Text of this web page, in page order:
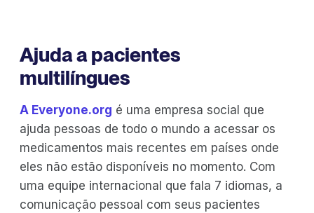
Ajuda a pacientes
multilíngues
A Everyone.org é uma empresa social que
ajuda pessoas de todo o mundo a acessar os
medicamentos mais recentes em países onde
eles não estão disponíveis no momento. Com
uma equipe internacional que fala 7 idiomas, a
comunicação pessoal com seus pacientes